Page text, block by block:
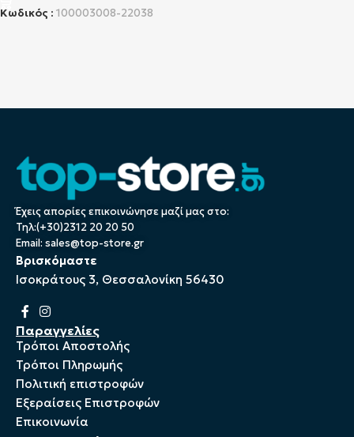
Κωδικός : 100003008-22038
Έχεις απορίες επικοινώνησε μαζί μας στο:
Τηλ:(+30)2312 20 20 50
Email: sales@top-store.gr
Βρισκόμαστε
Ισοκράτους 3, Θεσσαλονίκη 56430
Παραγγελίες
Τρόποι Αποστολής
Τρόποι Πληρωμής
Πολιτική επιστροφών
Εξεραίσεις Επιστροφών
Επικοινωνία